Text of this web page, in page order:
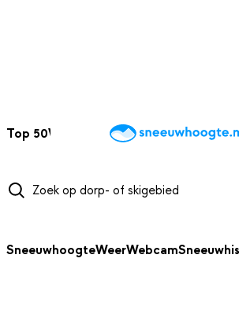
Top 50Webcams Wintersportweer
SneeuwhoogteWeerWebcam